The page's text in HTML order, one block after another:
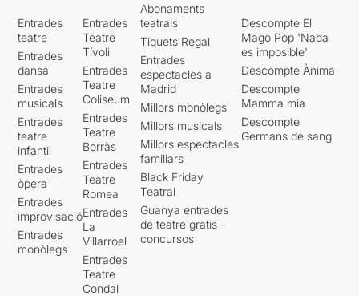
Entrades
teatre
Entrades
dansa
Entrades
musicals
Entrades
teatre
infantil
Entrades
òpera
Entrades
improvisació
Entrades
monòlegs
Entrades
Teatre
Tívoli
Entrades
Teatre
Coliseum
Entrades
Teatre
Borràs
Entrades
Teatre
Romea
Entrades
La
Villarroel
Entrades
Teatre
Condal
Abonaments
teatrals
Tiquets Regal
Entrades
espectacles a
Madrid
Millors monòlegs
Millors musicals
Millors espectacles
familiars
Black Friday
Teatral
Guanya entrades
de teatre gratis -
concursos
Descompte El
Mago Pop 'Nada
es imposible'
Descompte Ànima
Descompte
Mamma mia
Descompte
Germans de sang